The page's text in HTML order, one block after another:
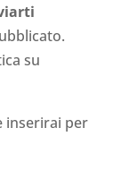
su
inserirai per